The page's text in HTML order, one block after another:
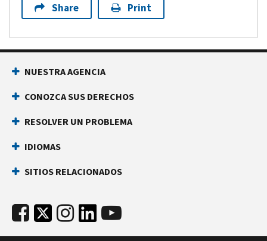
Share Print
NUESTRA AGENCIA
CONOZCA SUS DERECHOS
RESOLVER UN PROBLEMA
IDIOMAS
SITIOS RELACIONADOS